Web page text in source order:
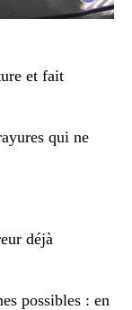
et fait
qui ne
déjà
possibles : en